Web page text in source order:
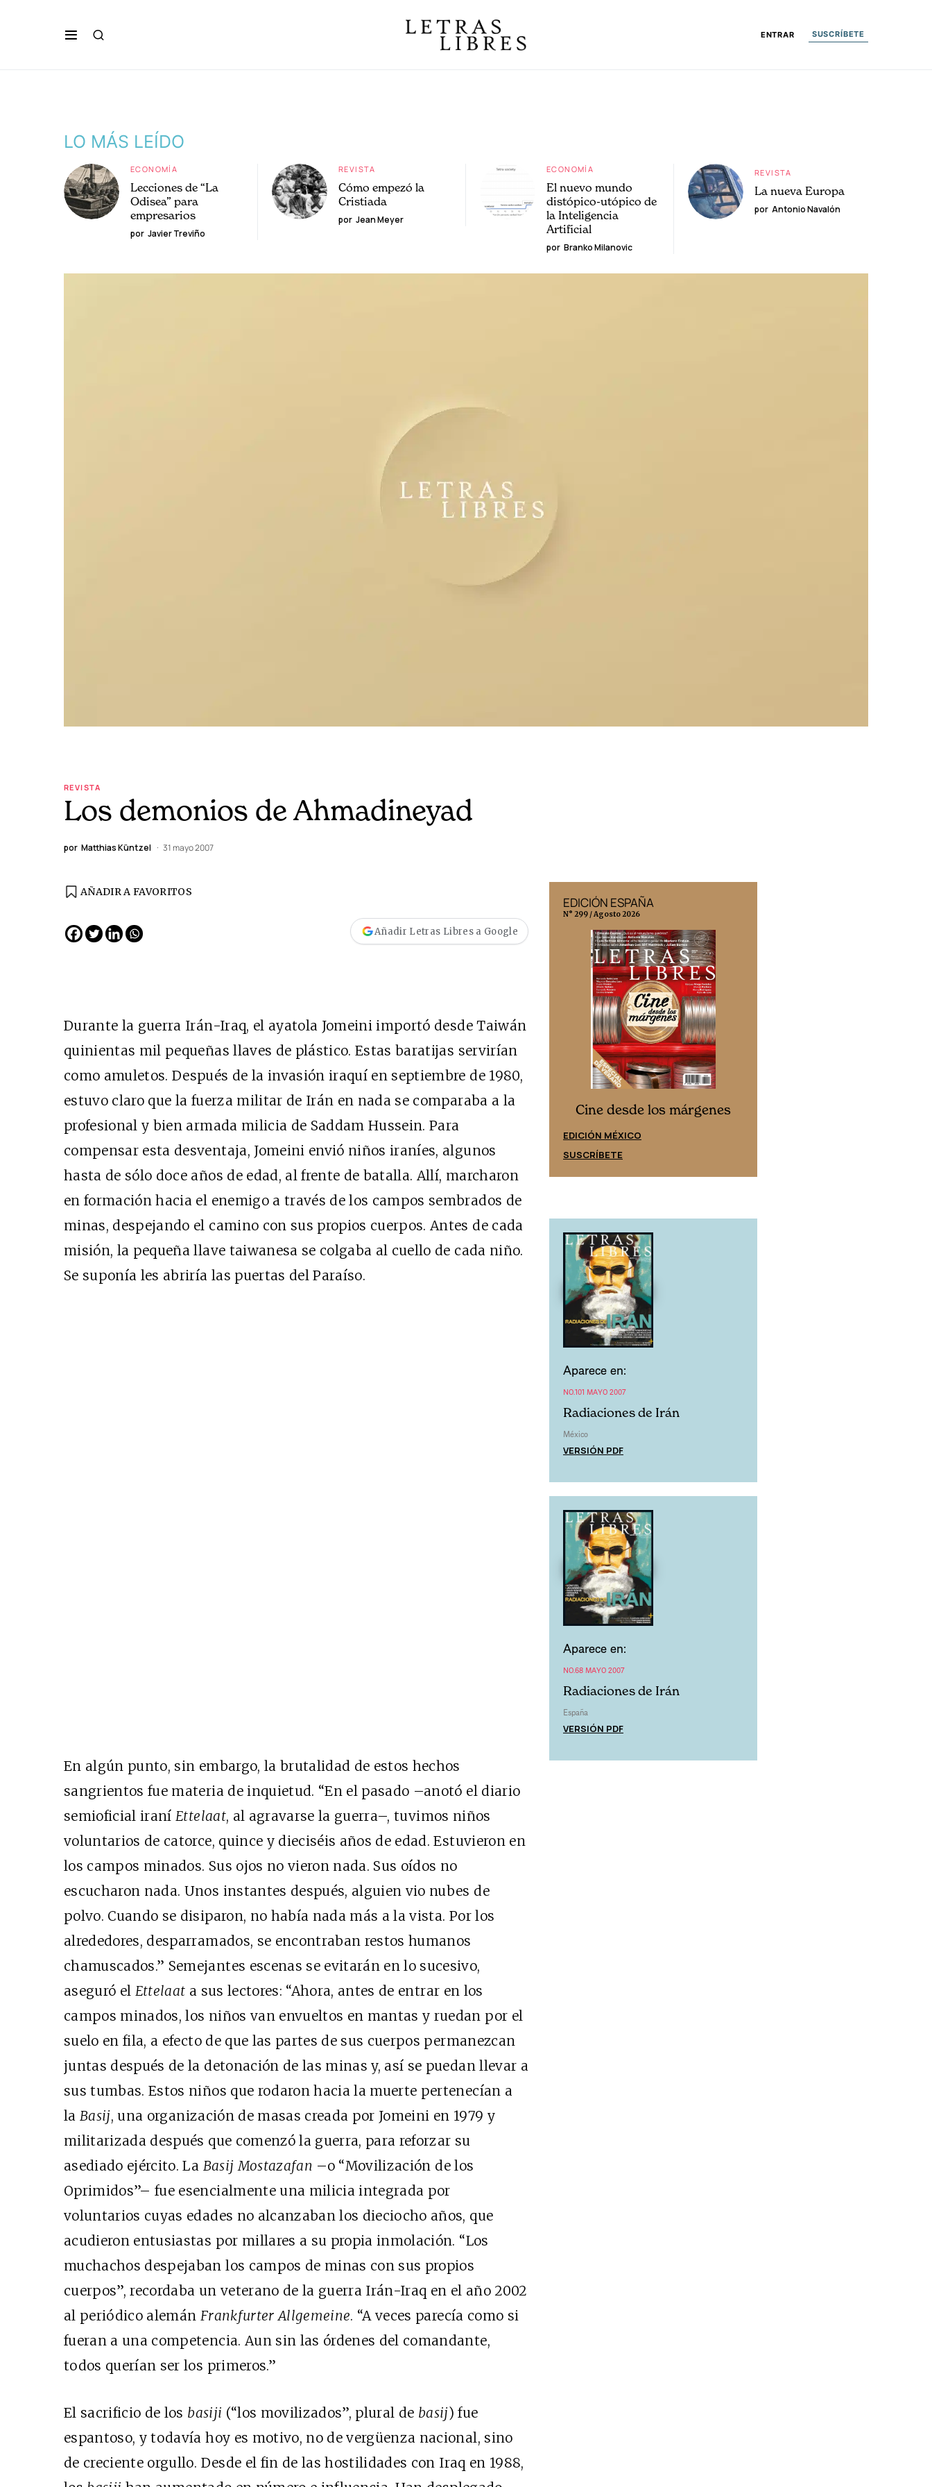
ENTRAR SUSCRÍBETE
LO MÁS LEÍDO
ECONOMÍA
Lecciones de “La
Odisea” para
empresarios
por Javier Treviño
REVISTA
Cómo empezó la
Cristiada
por Jean Meyer
ECONOMÍA
El nuevo mundo
distópico-utópico de
la Inteligencia
Artificial
por Branko Milanovic
REVISTA
La nueva Europa
por Antonio Navalón
REVISTA
Los demonios de Ahmadineyad
por Matthias Küntzel 31 mayo 2007
AÑADIR A FAVORITOS
Añadir Letras Libres a Google
Durante la guerra Irán-Iraq, el ayatola Jomeini importó desde Taiwán
quinientas mil pequeñas llaves de plástico. Estas baratijas servirían
como amuletos. Después de la invasión iraquí en septiembre de 1980,
estuvo claro que la fuerza militar de Irán en nada se comparaba a la
profesional y bien armada milicia de Saddam Hussein. Para
compensar esta desventaja, Jomeini envió niños iraníes, algunos
hasta de sólo doce años de edad, al frente de batalla. Allí, marcharon
en formación hacia el enemigo a través de los campos sembrados de
minas, despejando el camino con sus propios cuerpos. Antes de cada
misión, la pequeña llave taiwanesa se colgaba al cuello de cada niño.
Se suponía les abriría las puertas del Paraíso.
En algún punto, sin embargo, la brutalidad de estos hechos
sangrientos fue materia de inquietud. “En el pasado –anotó el diario
semioficial iraníEttelaat, al agravarse la guerra–, tuvimos niños
voluntarios de catorce, quince y dieciséis años de edad. Estuvieron en
los campos minados. Sus ojos no vieron nada. Sus oídos no
escucharon nada. Unos instantes después, alguien vio nubes de
polvo. Cuando se disiparon, no había nada más a la vista. Por los
alrededores, desparramados, se encontraban restos humanos
chamuscados.” Semejantes escenas se evitarán en lo sucesivo,
aseguró el Ettelaat a sus lectores: “Ahora, antes de entrar en los
campos minados, los niños van envueltos en mantas y ruedan por el
suelo en fila, a efecto de que las partes de sus cuerpos permanezcan
juntas después de la detonación de las minas y, así se puedan llevar a
sus tumbas. Estos niños que rodaron hacia la muerte pertenecían a
laBasij, una organización de masas creada por Jomeini en 1979 y
militarizada después que comenzó la guerra, para reforzar su
asediado ejército. La Basij Mostazafan –o “Movilización de los
Oprimidos”– fue esencialmente una milicia integrada por
voluntarios cuyas edades no alcanzaban los dieciocho años, que
acudieron entusiastas por millares a su propia inmolación. “Los
muchachos despejaban los campos de minas con sus propios
cuerpos”, recordaba un veterano de la guerra Irán-Iraq en el año 2002
al periódico alemán Frankfurter Allgemeine. “A veces parecía como si
fueran a una competencia. Aun sin las órdenes del comandante,
todos querían ser los primeros.”
El sacrificio de los basiji (“los movilizados”, plural de basij) fue
espantoso, y todavía hoy es motivo, no de vergüenza nacional, sino
de creciente orgullo. Desde el fin de las hostilidades con Iraq en 1988,
Cine desde los márgenes
SUSCRÍBETE
Cine desde los márgenes
EDICIÓN ESPAÑA
SUSCRÍBETE
EDICIÓN ESPAÑA
N° 299 / Agosto 2026
Cine desde los márgenes
EDICIÓN MÉXICO
SUSCRÍBETE
Aparece en:
NO.101 MAYO 2007
Radiaciones de Irán
México
VERSIÓN PDF
Aparece en:
NO.68 MAYO 2007
Radiaciones de Irán
España
VERSIÓN PDF